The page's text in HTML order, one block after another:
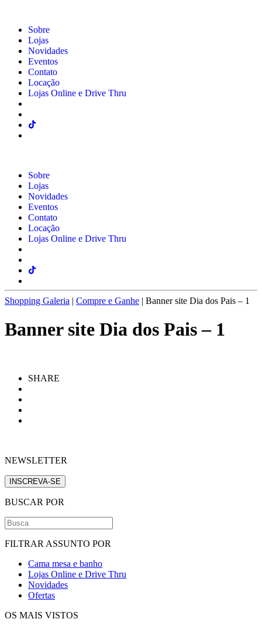
Sobre
Lojas
Novidades
Eventos
Contato
Locação
Lojas Online e Drive Thru
Sobre
Lojas
Novidades
Eventos
Contato
Locação
Lojas Online e Drive Thru
Shopping Galeria | Compre e Ganhe | Banner site Dia dos Pais – 1
Banner site Dia dos Pais – 1
SHARE
NEWSLETTER
INSCREVA-SE
BUSCAR POR
FILTRAR ASSUNTO POR
Cama mesa e banho
Lojas Online e Drive Thru
Novidades
Ofertas
OS MAIS VISTOS